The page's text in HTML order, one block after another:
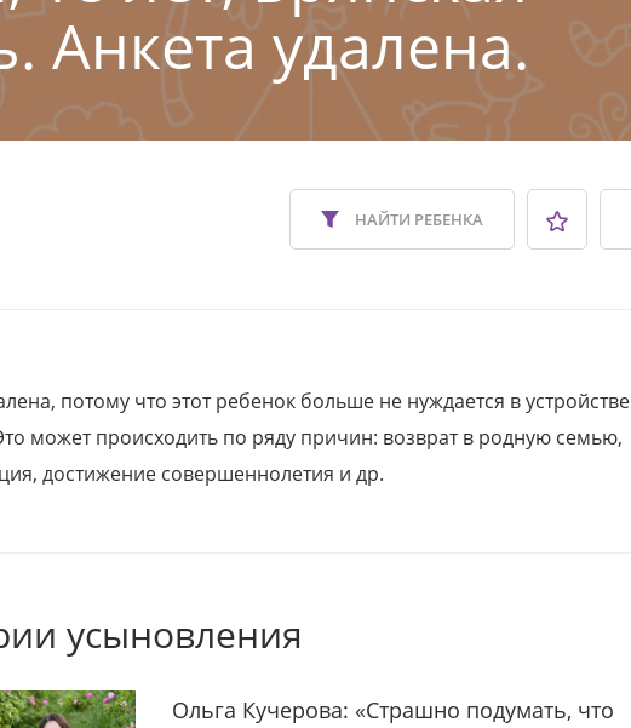
Анкета удалена.
НАЙТИ РЕБЕНКА
потому что этот ребенок больше не нуждается в устройстве
может происходить по ряду причин: возврат в родную семью,
достижение совершеннолетия и др.
усыновления
Ольга Кучерова: «Страшно подумать, что